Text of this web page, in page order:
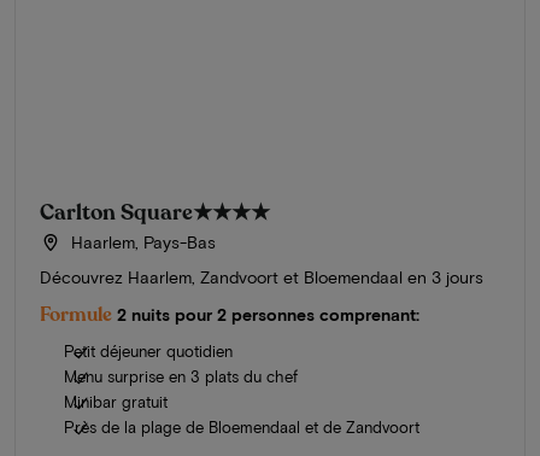
Carlton Square★★★★
Haarlem, Pays-Bas
Découvrez Haarlem, Zandvoort et Bloemendaal en 3 jours
Formule 2 nuits pour 2 personnes comprenant:
Petit déjeuner quotidien
Menu surprise en 3 plats du chef
Minibar gratuit
Près de la plage de Bloemendaal et de Zandvoort